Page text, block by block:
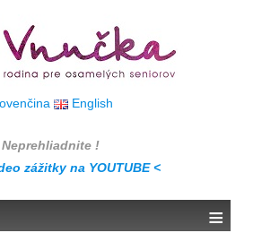
English
Neprehliadnite !
zážitky na YOUTUBE <
≡